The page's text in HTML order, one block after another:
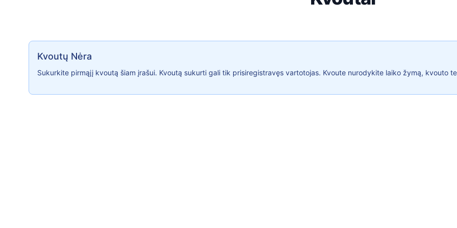
Kvoutų Nėra
Kvoutų Nėra
Sukurkite pirmąjį kvoutą šiam įrašui. Kvoutą sukurti gali tik prisiregistravęs vartotojas. Kvoute nurodykite laiko žymą, kvouto